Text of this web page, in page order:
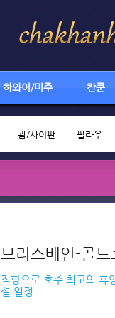
하와이/미주 칸쿤
괌/사이판 팔라우
브리스베인-골
직항으로 호주 최고의 휴
셜 일정